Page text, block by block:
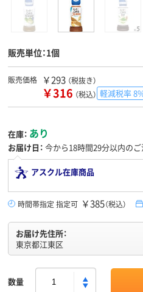
販売単位：1個
販売価格 ￥293 （税抜き）
￥316 （税込） 軽減税率
在庫： あり
お届け日： 今から18時間29分以内のご
アスクル在庫商品
時間帯指定 指定可 ￥385（税込）
お届け先住所：
東京都江東区
数量